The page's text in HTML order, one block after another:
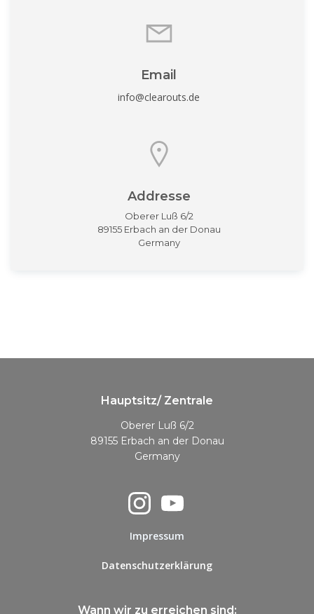
Email
info@clearouts.de
Addresse
Oberer Luß 6/2
89155 Erbach an der Donau
Germany
Hauptsitz/ Zentrale
Oberer Luß 6/2
89155 Erbach an der Donau
Germany
Impressum
Datenschutzerklärung
Wann wir zu erreichen sind: